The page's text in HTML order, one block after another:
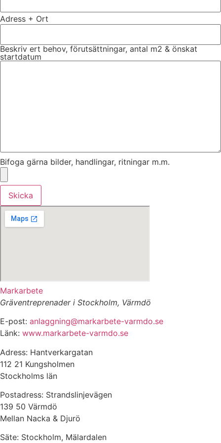
Adress + Ort
Beskriv ert behov, förutsättningar, antal m2 & önskat
startdatum
Bifoga gärna bilder, handlingar, ritningar m.m.
Skicka
Markarbete
Gräventreprenader i Stockholm, Värmdö
E-post: anlaggning@markarbete-varmdo.se
Länk: www.markarbete-varmdo.se
Adress: Hantverkargatan
112 21 Kungsholmen
Stockholms län
Postadress: Strandslinjevägen
139 50 Värmdö
Mellan Nacka & Djurö
Säte: Stockholm, Mälardalen